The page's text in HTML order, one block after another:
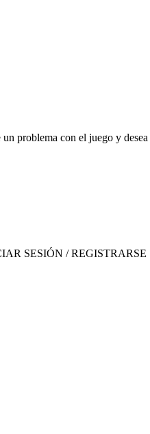
problema con el juego y
SESIÓN / REGISTRARSE